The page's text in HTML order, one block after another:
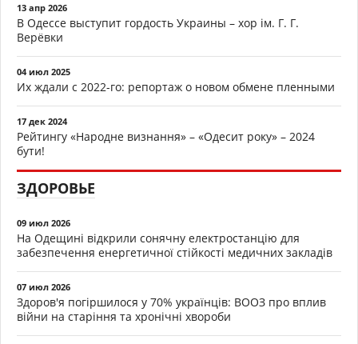
13 апр 2026
В Одессе выступит гордость Украины – хор ім. Г. Г.
Верёвки
04 июл 2025
Их ждали с 2022-го: репортаж о новом обмене пленными
17 дек 2024
Рейтингу «Народне визнання» – «Одесит року» – 2024
бути!
ЗДОРОВЬЕ
09 июл 2026
На Одещині відкрили сонячну електростанцію для
забезпечення енергетичної стійкості медичних закладів
07 июл 2026
Здоров'я погіршилося у 70% українців: ВООЗ про вплив
війни на старіння та хронічні хвороби